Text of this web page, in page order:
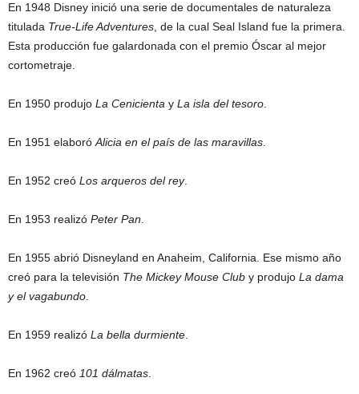
En 1948 Disney inició una serie de documentales de naturaleza
titulada True-Life Adventures , de la cual Seal Island fue la primera.
Esta producción fue galardonada con el premio Óscar al mejor
cortometraje.
En 1950 produjo La Cenicienta y La isla del tesoro
En 1951 elaboró Alicia en el país de las maravillas
En 1952 creó Los arqueros del rey.
En 1953 realizó Peter Pan
En 1955 abrió Disneyland en Anaheim, California. Ese mismo año
creó para la televisión The Mickey Mouse Club y produjo La dama
y el vagabundo
En 1959 realizó La bella durmiente
En 1962 creó 101 dálmatas